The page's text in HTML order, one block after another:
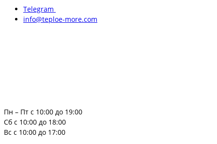
Telegram
info@teploe-more.com
Пн – Пт с 10:00 до 19:00
Сб с 10:00 до 18:00
Вс с 10:00 до 17:00